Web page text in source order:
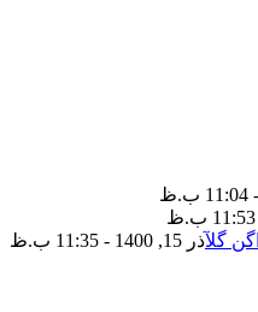
گلآذر 15, 1400 - 11:35 ب.ظ